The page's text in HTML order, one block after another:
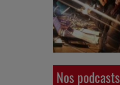
Nos podcasts